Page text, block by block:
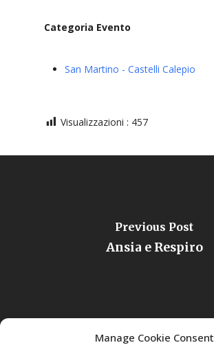
Manage Cookie Consent
Categoria Evento
San Martino - Castelli Calepio
Visualizzazioni : 457
Previous Post
Ansia e Respiro